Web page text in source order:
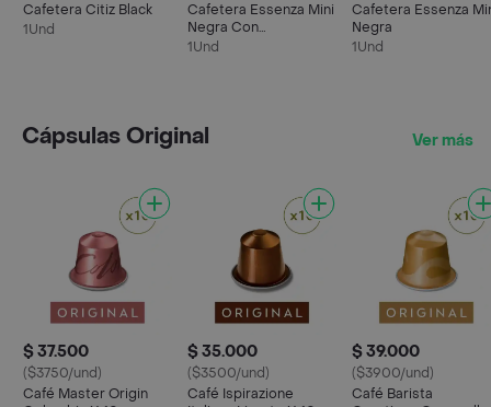
Cafetera Citiz Black
1Und
Cafetera Essenza Mini
Negra Con
Espumador De Leche
1Und
Cafetera Essenza
Negra
1Und
Cápsulas Original Ver más
$ 37.500
($3750/und)
Café Master Origin
$ 35.000
($3500/und)
Café Ispirazione
$ 39.000
($3900/und)
Café Barista